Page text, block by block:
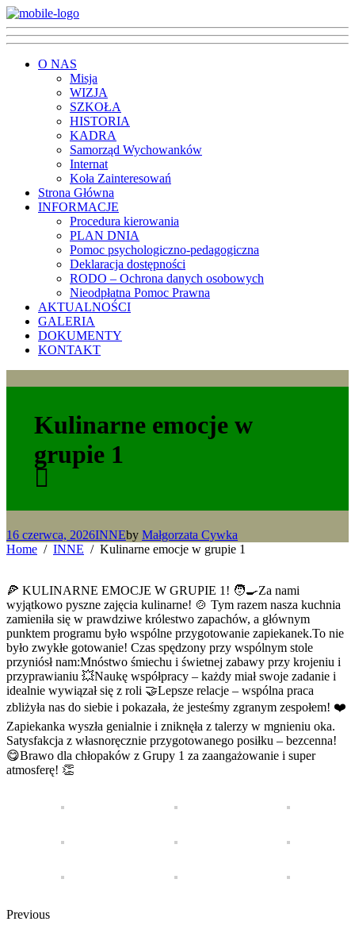
O NAS
Misja
WIZJA
SZKOŁA
HISTORIA
KADRA
Samorząd Wychowanków
Internat
Koła Zainteresowań
Strona Główna
INFORMACJE
Procedura kierowania
PLAN DNIA
Pomoc psychologiczno-pedagogiczna
Deklaracja dostępności
RODO – Ochrona danych osobowych
Nieodpłatna Pomoc Prawna
AKTUALNOŚCI
GALERIA
DOKUMENTY
KONTAKT
Kulinarne emocje w
grupie 1
16 czerwca, 2026INNEby Małgorzata Cywka
Home
INNE Kulinarne emocje w grupie 1
🍕 KULINARNE EMOCJE W GRUPIE 1! 🧑‍🍳Za nami
wyjątkowo pyszne zajęcia kulinarne! 🍲 Tym razem nasza kuchnia
zamieniła się w prawdziwe królestwo zapachów, a głównym
punktem programu było wspólne przygotowanie zapiekanek.To nie
było zwykłe gotowanie! Czas spędzony przy wspólnym stole
przyniósł nam:Mnóstwo śmiechu i świetnej zabawy przy krojeniu i
przyprawianiu 💥Naukę współpracy – każdy miał swoje zadanie i
idealnie wywiązał się z roli 🤝Lepsze relacje – wspólna praca
zbliżyła nas do siebie i pokazała, że jesteśmy zgranym zespołem! ❤️
Zapiekanka wyszła genialnie i zniknęła z talerzy w mgnieniu oka.
Satysfakcja z własnoręcznie przygotowanego posiłku – bezcenna!
😋Brawo dla chłopaków z Grupy 1 za zaangażowanie i super
atmosferę! 👏
Previous